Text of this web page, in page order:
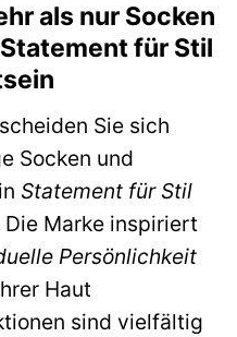
als nur Socken
für Stil
Sie sich
Socken und
Statement für Stil
Die Marke inspiriert
Persönlichkeit
Haut
sind vielfältig